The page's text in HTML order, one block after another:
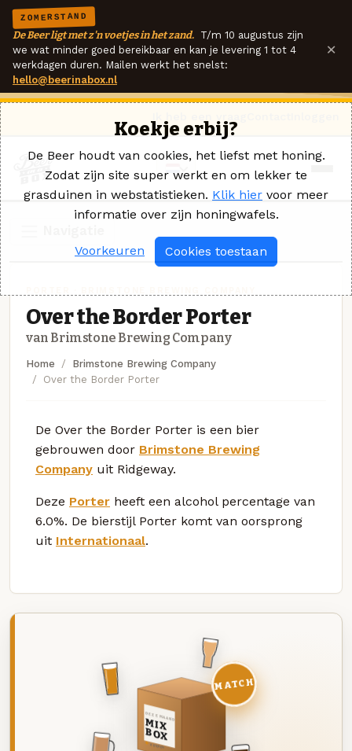
ZOMERSTAND
De Beer ligt met z'n voetjes in het zand. T/m 10 augustus zijn
we wat minder goed bereikbaar en kan je levering 1 tot 4
werkdagen duren. Mailen werkt het snelst:
hello@beerinabox.nl
×
Over the Border Porter
van Brimstone Brewing Company
Home
Brimstone Brewing Company
Over the Border Porter
De Over the Border Porter is een bier
gebrouwen door Brimstone Brewing
Company uit Ridgeway.
Deze Porter heeft een alcohol percentage van
6.0%. De bierstijl Porter komt van oorsprong
uit Internationaal.
DEZE MAAND
MIX
BOX
8 BIEREN
MATCH
Koekje erbij?
De Beer houdt van cookies, het liefst met honing.
Zodat zijn site super werkt en om lekker te
grasduinen in webstatistieken. Klik hier voor meer
informatie over zijn honingwafels.
Voorkeuren Cookies toestaan